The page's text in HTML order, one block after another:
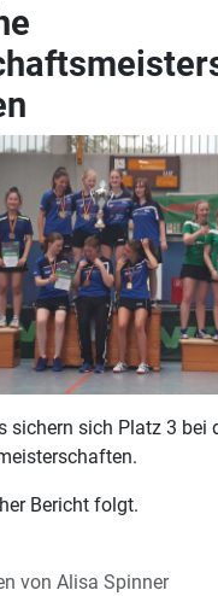
sichern sich Platz 3 bei
Bericht folgt.
von Alisa Spinner